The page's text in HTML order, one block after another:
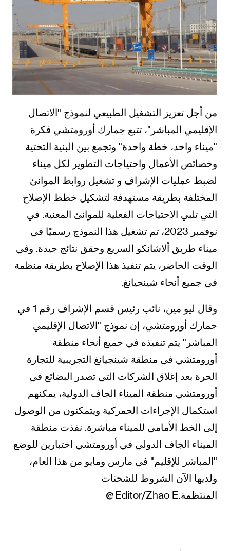
من أجل تعزيز التشغيل الطبيعي لنموذج "الاتصال
الإقليمي المباشر"، تتبع جمارك أورومتشي فكرة
"ميناء واحد، خطة واحدة" وتجمع بين البنية التحتية
وخصائص الأعمال واحتياجات التطوير لكل ميناء
لضبط عمليات الإشراف و تشغيل روابط الموانئ
المختلفة بطريقة مستهدفة لتشكيل خطط الإصلاح
التي تلبي الاحتياجات الفعلية للموانئ المعنية. في
نوفمبر 2023، تم تشغيل هذا النموذج رسميًا في
ميناء طريق ألاشانكو السريع وحقق نتائج جيدة. وفي
الوقت الحاضر، يتم تنفيذ هذا الإصلاح بطريقة منظمة
في جميع أنحاء شينجيانغ.
وقال ليو مين، نائب رئيس قسم الإشراف رقم 1 في
جمارك أورومتشي، إن نموذج "الاتصال الإقليمي
المباشر" يتم تنفيذه في جميع أنحاء منطقة
أورومتشي في منطقة شينجيانغ التجريبية للتجارة
الحرة بعد إغلاق الشركات التي تصدر البضائع في
أورومتشي منطقة الميناء الجاف الدولية، يمكنهم
استكمال الإجراءات الجمركية ويتمكنون من الوصول
إلى الخط الأمامي للميناء مباشرة. نفذت منطقة
الميناء الجاف الدولي في أورومتشي اختبارين للوضع
"المباشر للإقليم" في مارس ومايو من هذا العام،
ولديها الآن الشروط للشحنات
المنتظمة.Editor/Zhao E